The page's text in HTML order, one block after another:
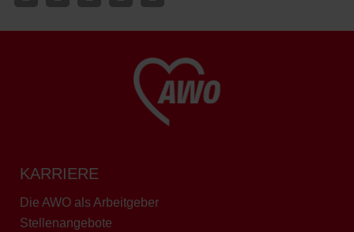
KARRIERE
Die AWO als Arbeitgeber
Stellenangebote